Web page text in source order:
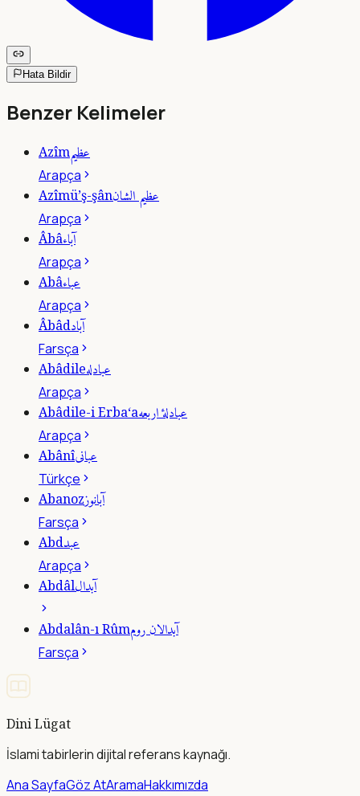
Hata Bildir
Benzer Kelimeler
Azîmعظيم
Arapça
Azîmü’ş-şânعظيم الشان
Arapça
Âbâآباء
Arapça
Abâعباء
Arapça
Âbâdآباد
Farsça
Abâdileعبادله
Arapça
Abâdile-i Erba‘aعبادلۀ اربعه
Arapça
Abânîعبانى
Türkçe
Abanozآبانوز
Farsça
Abdعبد
Arapça
Abdâlآبدال
Abdalân-ı Rûmآبدالان روم
Farsça
Dini Lügat
İslami tabirlerin dijital referans kaynağı.
Ana SayfaGöz AtAramaHakkımızda